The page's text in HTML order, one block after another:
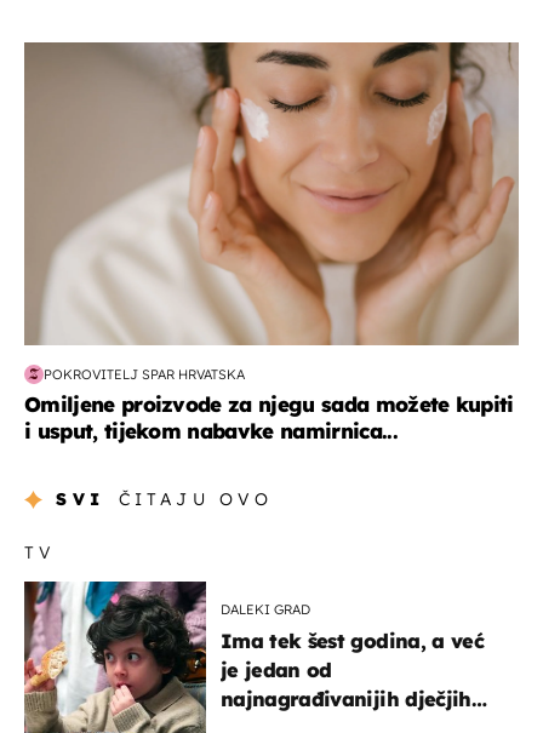
moda & ljepota
POKROVITELJ SPAR HRVATSKA
Omiljene proizvode za njegu sada možete kupiti
i usput, tijekom nabavke namirnica...
SVI ČITAJU OVO
TV
DALEKI GRAD
Ima tek šest godina, a već
je jedan od
najnagrađivanijih dječjih